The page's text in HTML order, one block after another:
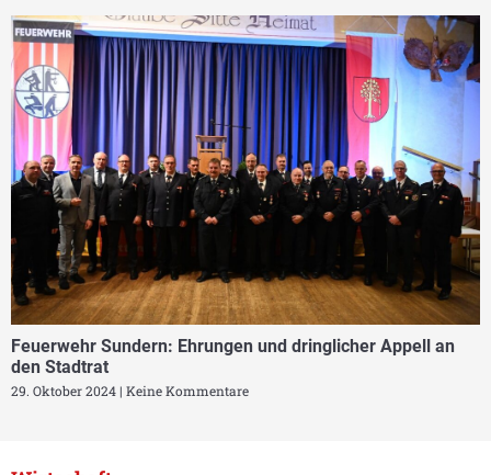
Feuerwehr Sundern: Ehrungen und dringlicher Appell an
den Stadtrat
29. Oktober 2024 Keine Kommentare